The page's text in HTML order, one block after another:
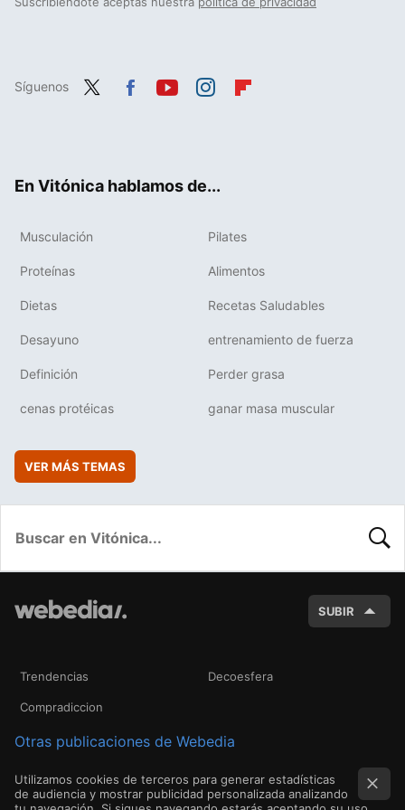
Síguenos
En Vitónica hablamos de...
Musculación Pilates
Proteínas Alimentos
Dietas Recetas Saludables
Desayuno entrenamiento de fuerza
Definición Perder grasa
cenas protéicas ganar masa muscular
VER MÁS TEMAS
SUBIR
Trendencias Decoesfera
Compradiccion
Otras publicaciones de Webedia
Utilizamos cookies de terceros para generar estadísticas
de audiencia y mostrar publicidad personalizada analizando